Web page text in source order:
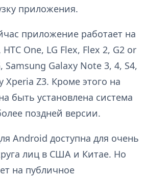
приложения.
приложение работает на
One, LG Flex, Flex 2, G2 or
Samsung Galaxy Note 3, 4, S4,
Xperia Z3. Кроме этого на
быть установлена система
поздней версии.
Android доступна для очень
лиц в США и Китае. Но
на публичное